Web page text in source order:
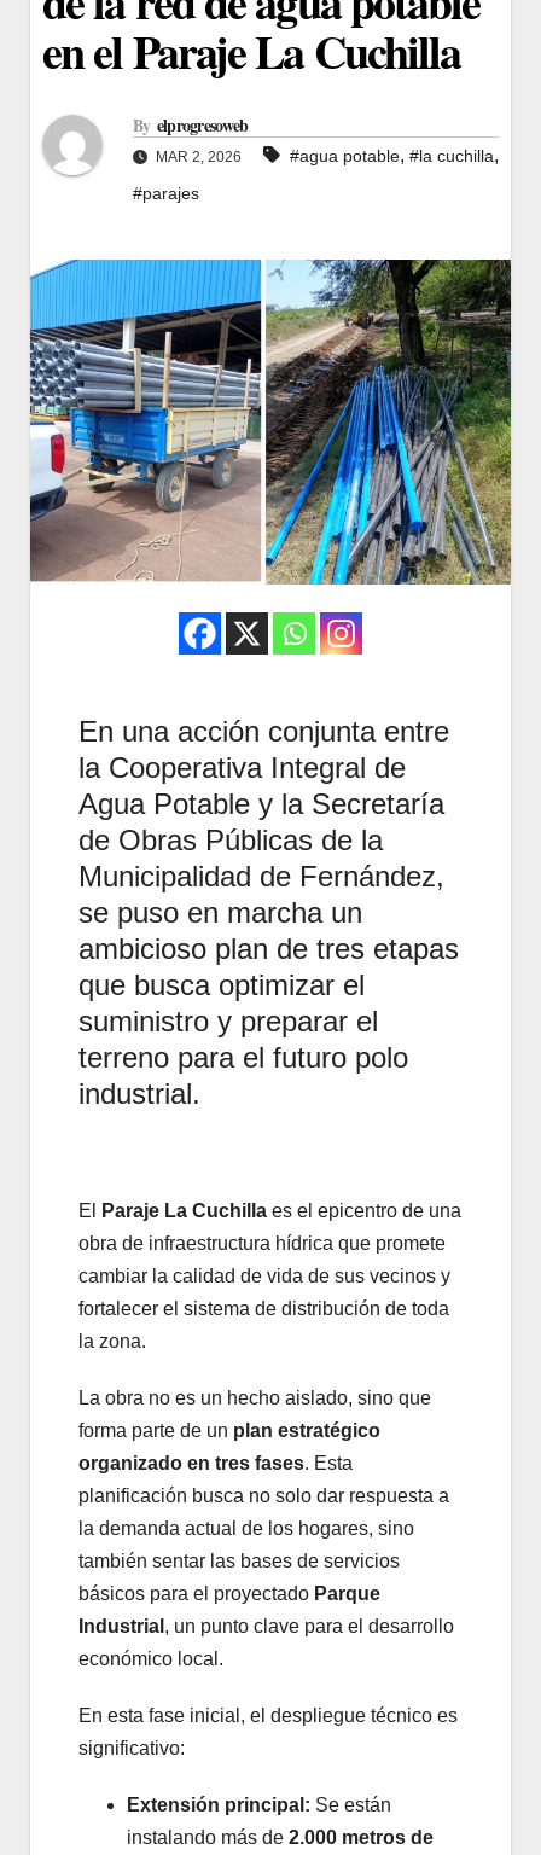
en el Paraje La Cuchilla
By elprogresoweb
MAR 2, 2026 #agua potable, #la cuchilla,
#parajes
En una acción conjunta entre
la Cooperativa Integral de
Agua Potable y la Secretaría
de Obras Públicas de la
Municipalidad de Fernández,
se puso en marcha un
ambicioso plan de tres etapas
que busca optimizar el
suministro y preparar el
terreno para el futuro polo
industrial.
El Paraje La Cuchilla es el epicentro de una
obra de infraestructura hídrica que promete
cambiar la calidad de vida de sus vecinos y
fortalecer el sistema de distribución de toda
la zona.
La obra no es un hecho aislado, sino que
forma parte de un plan estratégico
organizado en tres fases. Esta
planificación busca no solo dar respuesta a
la demanda actual de los hogares, sino
también sentar las bases de servicios
básicos para el proyectado Parque
Industrial , un punto clave para el desarrollo
económico local.
En esta fase inicial, el despliegue técnico es
significativo:
Extensión principal: Se están
instalando más de 2.000 metros de